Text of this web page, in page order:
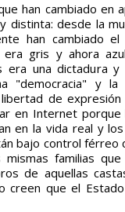
han cambiado en
distinta: desde la
han cambiado
era gris y ahora
era una dictadura
"democracia" y la
de
en Internet porque
en la vida real y
bajo control férreo
familias que
de aquellas
creen que el